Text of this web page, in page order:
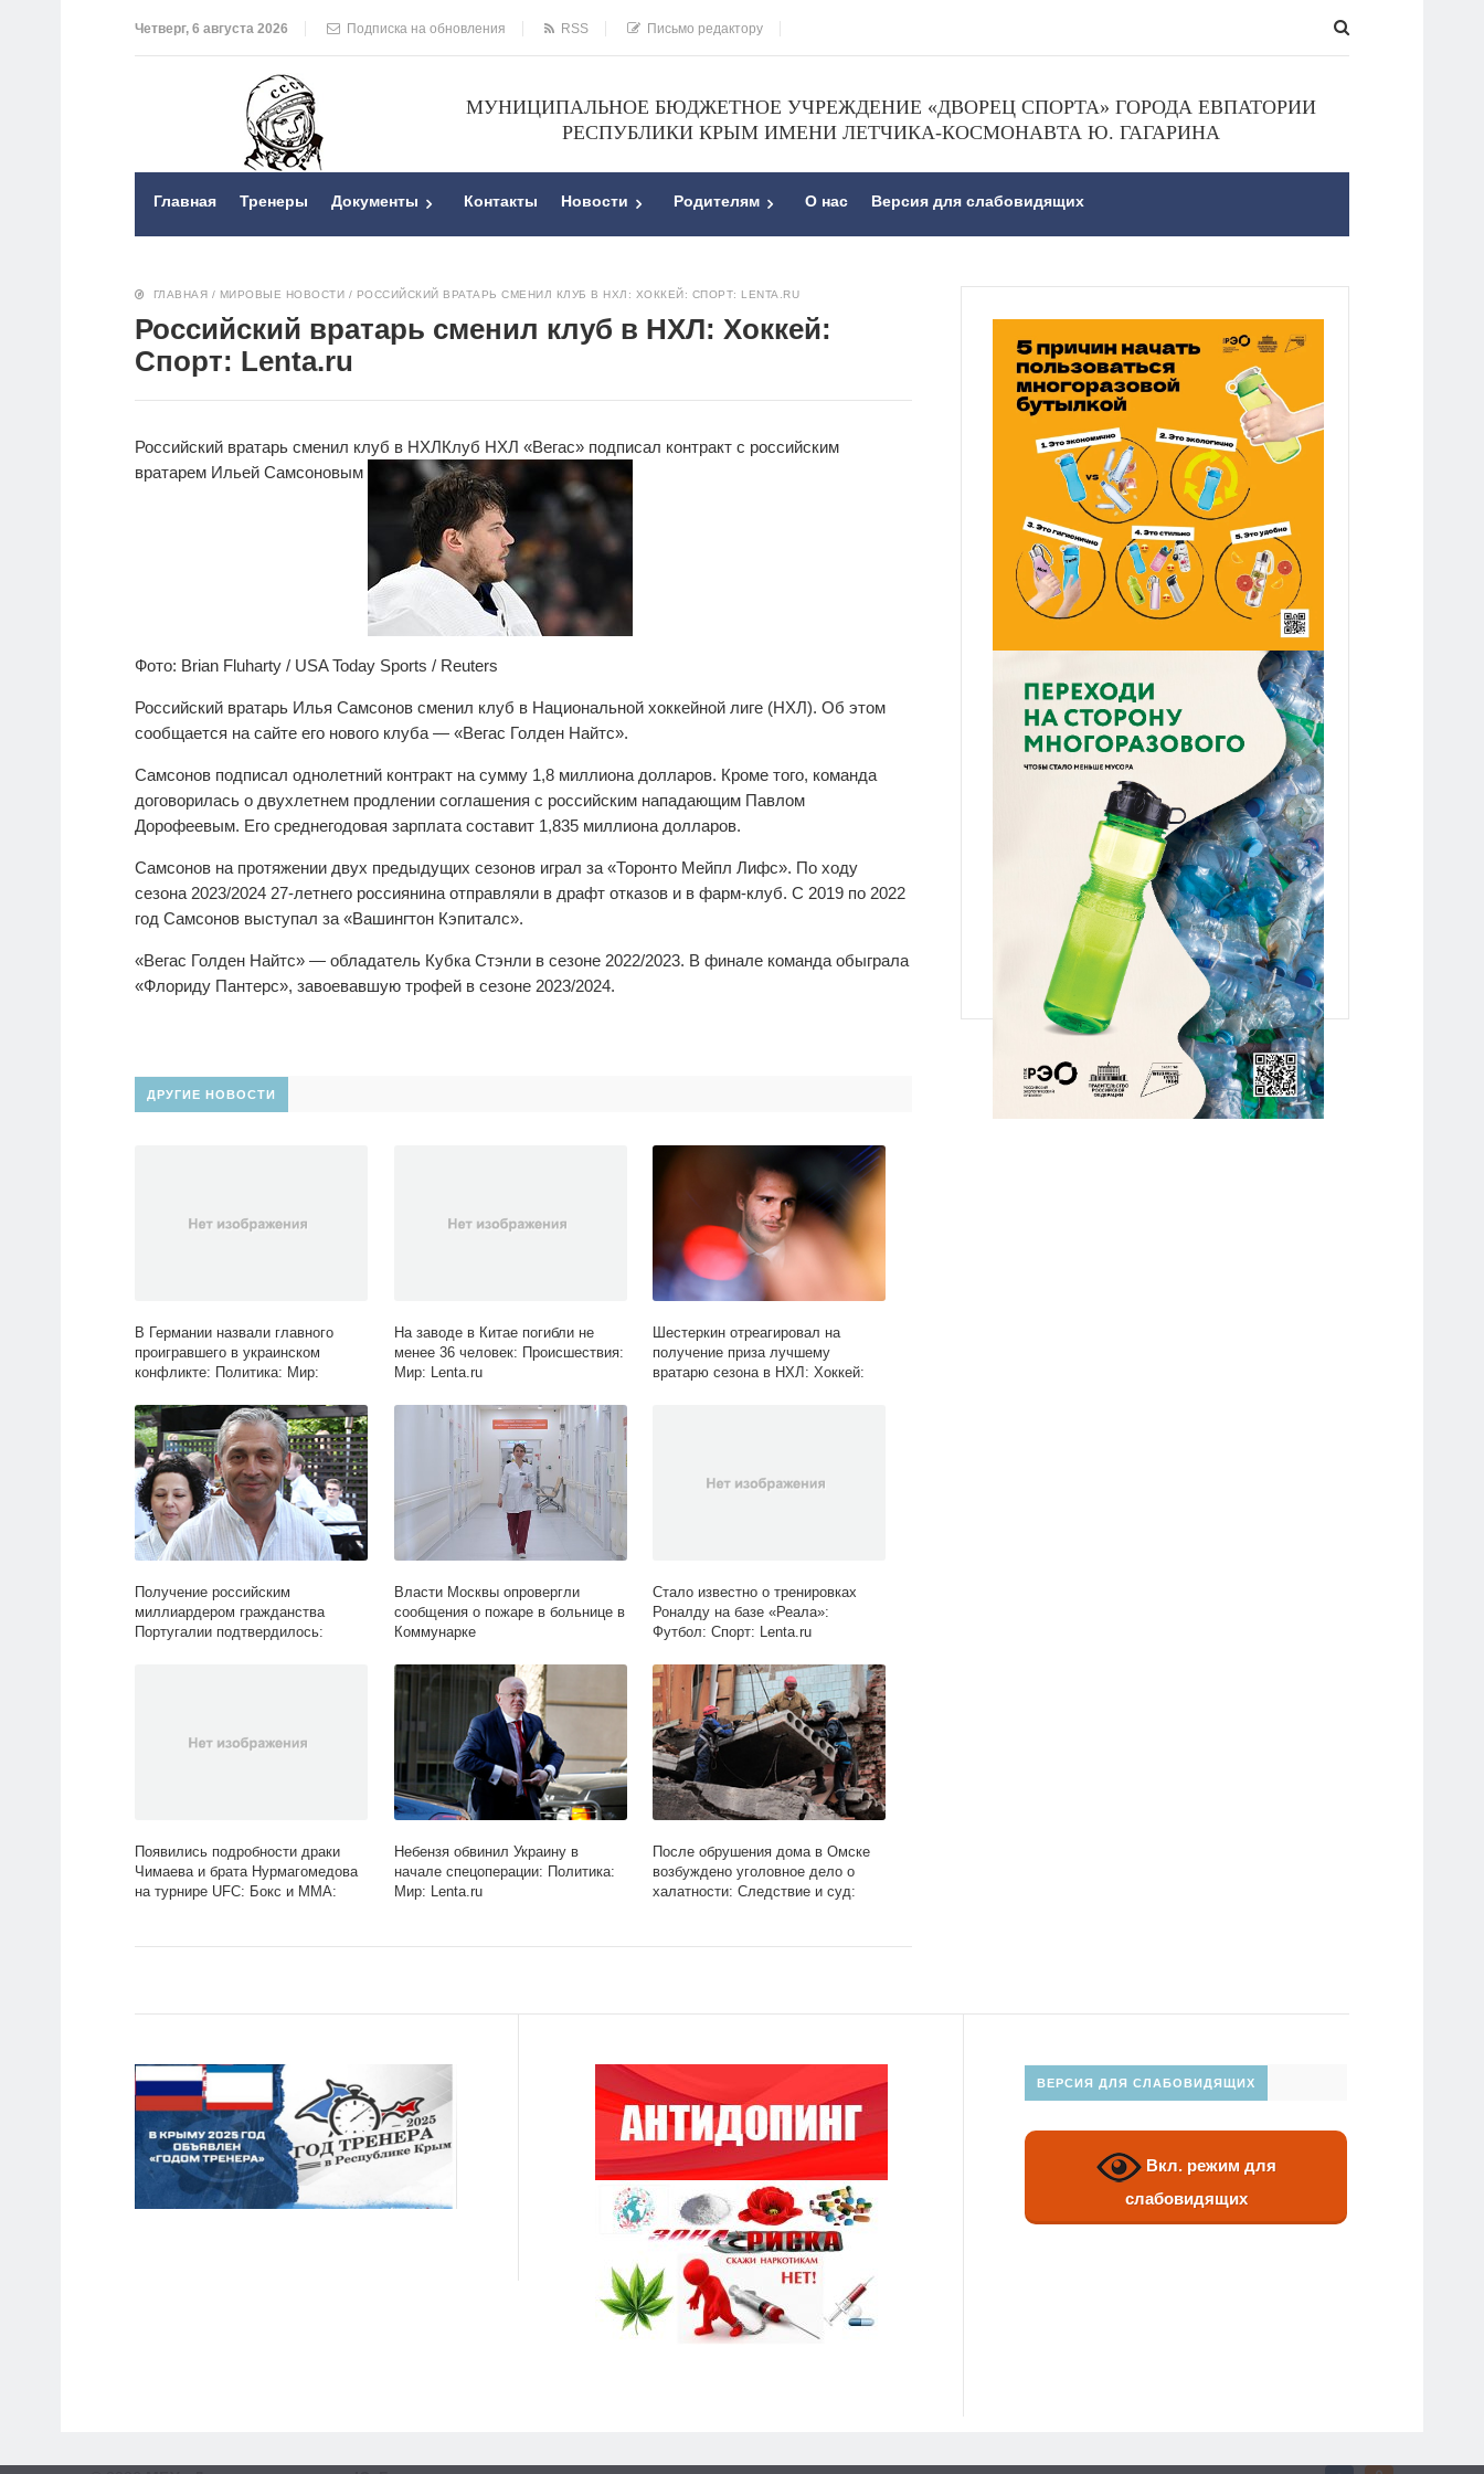
Четверг, 6 августа 2026 Подписка на обновления RSS Письмо редактору
МУНИЦИПАЛЬНОЕ БЮДЖЕТНОЕ УЧРЕЖДЕНИЕ «ДВОРЕЦ СПОРТА» ГОРОДА ЕВПАТОРИИ
РЕСПУБЛИКИ КРЫМ ИМЕНИ ЛЕТЧИКА-КОСМОНАВТА Ю. ГАГАРИНА
Главная Тренеры Документы Контакты Новости Родителям О нас Версия для слабовидящих
ГЛАВНАЯ / МИРОВЫЕ НОВОСТИ / РОССИЙСКИЙ ВРАТАРЬ СМЕНИЛ КЛУБ В НХЛ: ХОККЕЙ: СПОРТ: LENTA.RU
Российский вратарь сменил клуб в НХЛ: Хоккей:
Спорт: Lenta.ru
Российский вратарь сменил клуб в НХЛКлуб НХЛ «Вегас» подписал контракт с российским
вратарем Ильей Самсоновым
Фото: Brian Fluharty / USA Today Sports / Reuters
Российский вратарь Илья Самсонов сменил клуб в Национальной хоккейной лиге (НХЛ). Об этом
сообщается на сайте его нового клуба — «Вегас Голден Найтс».
Самсонов подписал однолетний контракт на сумму 1,8 миллиона долларов. Кроме того, команда
договорилась о двухлетнем продлении соглашения с российским нападающим Павлом
Дорофеевым. Его среднегодовая зарплата составит 1,835 миллиона долларов.
Самсонов на протяжении двух предыдущих сезонов играл за «Торонто Мейпл Лифс». По ходу
сезона 2023/2024 27-летнего россиянина отправляли в драфт отказов и в фарм-клуб. С 2019 по 2022
год Самсонов выступал за «Вашингтон Кэпиталс».
«Вегас Голден Найтс» — обладатель Кубка Стэнли в сезоне 2022/2023. В финале команда обыграла
«Флориду Пантерс», завоевавшую трофей в сезоне 2023/2024.
ДРУГИЕ НОВОСТИ
В Германии назвали главного
проигравшего в украинском
конфликте: Политика: Мир:
На заводе в Китае погибли не
менее 36 человек: Происшествия:
Мир: Lenta.ru
Шестеркин отреагировал на
получение приза лучшему
вратарю сезона в НХЛ: Хоккей:
Получение российским
миллиардером гражданства
Португалии подтвердилось:
Власти Москвы опровергли
сообщения о пожаре в больнице в
Коммунарке
Стало известно о тренировках
Роналду на базе «Реала»:
Футбол: Спорт: Lenta.ru
Появились подробности драки
Чимаева и брата Нурмагомедова
на турнире UFC: Бокс и ММА:
Небензя обвинил Украину в
начале спецоперации: Политика:
Мир: Lenta.ru
После обрушения дома в Омске
возбуждено уголовное дело о
халатности: Следствие и суд:
ВЕРСИЯ ДЛЯ СЛАБОВИДЯЩИХ
Вкл. режим для
слабовидящих